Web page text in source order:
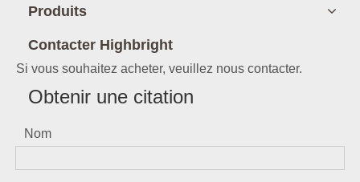
Produits
Contacter Highbright
Si vous souhaitez acheter, veuillez nous contacter.
Obtenir une citation
Nom